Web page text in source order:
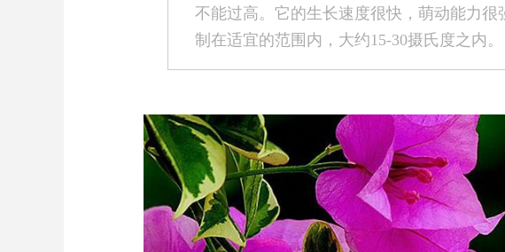
不能过高。它的生长速度很快，萌动能力
制在适宜的范围内，大约15-30摄氏度之内。